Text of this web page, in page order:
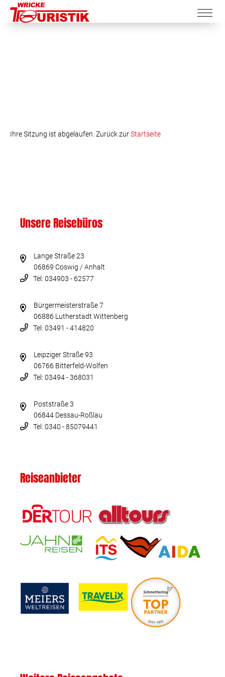
Ihre Sitzung ist abgelaufen. Zurück zurStartseite
Unsere Reisebüros
Lange Straße 23
06869 Coswig / Anhalt
Tel: 034903 - 62577
Bürgermeisterstraße 7
06886 Lutherstadt Wittenberg
Tel: 03491 - 414820
Leipziger Straße 93
06766 Bitterfeld-Wolfen
Tel: 03494 - 368031
Poststraße 3
06844 Dessau-Roßlau
Tel: 0340 - 85079441
Reiseanbieter